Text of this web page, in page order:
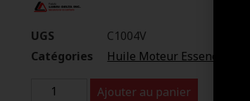
UGS
C1004V
Catégories
Huile Moteur Essence
Ajouter au panier